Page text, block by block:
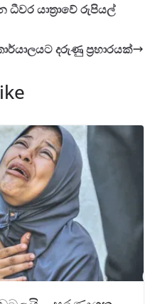
ධීවර යාත්‍රාවේ රුපියල්
දරුණු ප්‍රහාරයක්